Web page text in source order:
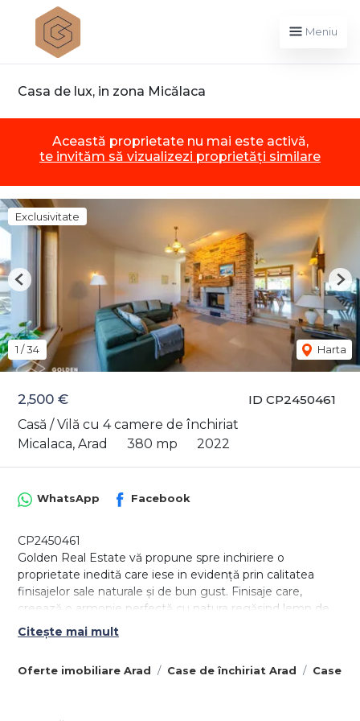
Meniu
Casa de lux, in zona Micălaca
Această proprietate nu mai este activă,
te invităm să vizualizezi proprietăți similare
ID CP2450461
2,500 €
Casă / Vilă cu 4 camere de închiriat
Micalaca, Arad
380 mp 2022
Exclusivitate
1 /34 Harta
Previous
Oferte imobiliare Arad Case de închiriat Arad Case
WhatsApp Facebook
CP2450461
Golden Real Estate vă propune spre inchiriere o
proprietate inedită care iese in evidență prin calitatea
finisajelor sale naturale și de bun gust. Finisaje care,
creează o armonie perfectă cu natura regăsind lemn de
cea mai inaltă calitate, cele mai fine finisaje,
piatră naturală, marmură, granit.
442m2, o amprentă la sol de 239 m2 și o
Citește mai mult